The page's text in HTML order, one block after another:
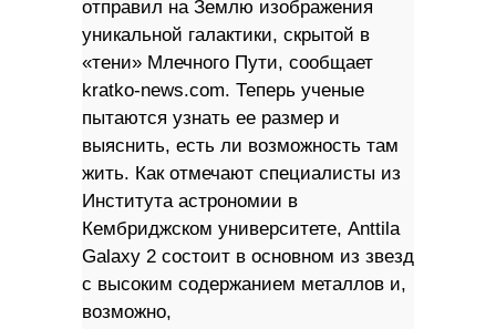
отправил на Землю изображения
уникальной галактики, скрытой в
«тени» Млечного Пути, сообщает
kratko-news.com. Теперь ученые
пытаются узнать ее размер и
выяснить, есть ли возможность там
жить. Как отмечают специалисты из
Института астрономии в
Кембриджском университете, Anttila
Galaxy 2 состоит в основном из звезд
с высоким содержанием металлов и,
возможно,